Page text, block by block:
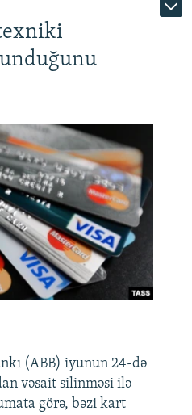
(ABB) iyunun 24-də
vəsait silinməsi ilə
görə, bəzi kart